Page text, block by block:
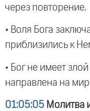
через повторение.
• Воля Бога
приблизились к
• Бог не имеет
направлена на
01:05:05 Молитва